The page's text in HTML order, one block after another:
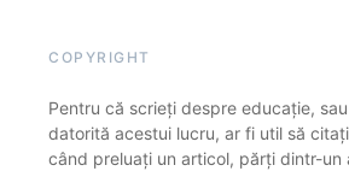
COPYRIGHT
Pentru că scrieți despre educație,
datorită acestui lucru, ar fi util să
când preluați un articol, părți dintr-un